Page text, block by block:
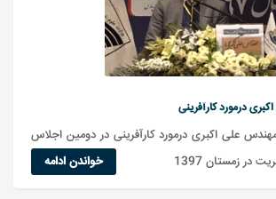
درمورد کارآفرینی
علی اکبری درمورد کارآفرینی در دومین اجلاس
در زمستان 1397
خواندن ادامه